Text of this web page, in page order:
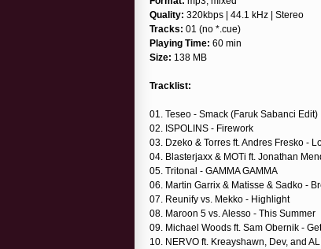
Quality: 320kbps | 44.1 kHz | Stereo
Tracks: 01 (no *.cue)
Playing Time: 60 min
Size: 138 MB
Tracklist:
01. Teseo - Smack (Faruk Sabanci Edit)
02. ISPOLINS - Firework
03. Dzeko & Torres ft. Andres Fresko -
04. Blasterjaxx & MOTi ft. Jonathan
05. Tritonal - GAMMA GAMMA
06. Martin Garrix & Matisse & Sadko -
07. Reunify vs. Mekko - Highlight
08. Maroon 5 vs. Alesso - This Summer
09. Michael Woods ft. Sam Obernik -
10. NERVO ft. Kreayshawn, Dev, and